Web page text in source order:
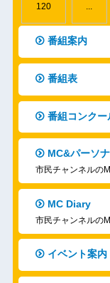
120
番組案内
番組表
番組コンクー
MC&パーソ
市民チャンネルの
MC Diary
市民チャンネルの
イベント案内